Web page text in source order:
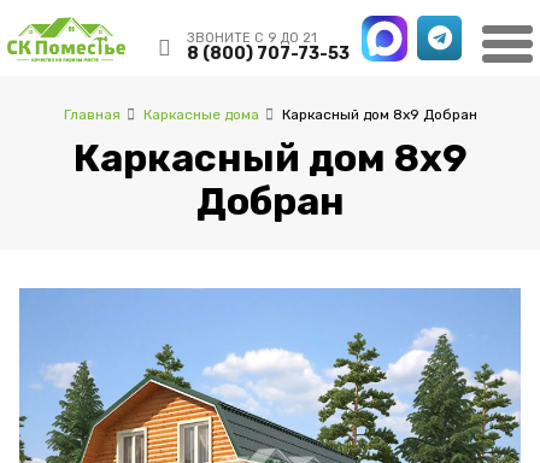
ЗВОНИТЕ С 9 ДО 21
8 (800) 707-73-53
Каркасный дом 8х9
Добран
Главная Каркасные дома Каркасный дом 8х9 Добран